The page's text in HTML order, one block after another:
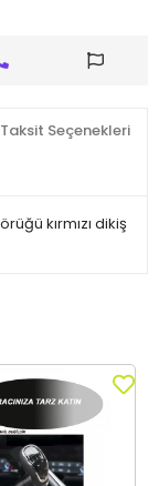
Taksit Seçenekleri
kırmızı dikiş